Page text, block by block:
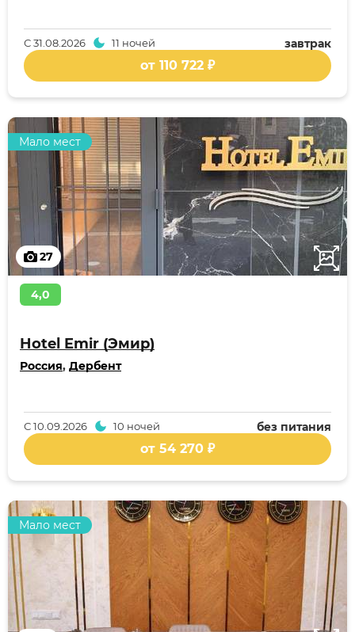
завтрак
С31.08.2026 11 ночей
от 110 722 ₽
27
Мало мест
4,0
Hotel Emir (Эмир)
Россия, Дербент
без питания
С10.09.2026 10 ночей
от 54 270 ₽
Мало мест